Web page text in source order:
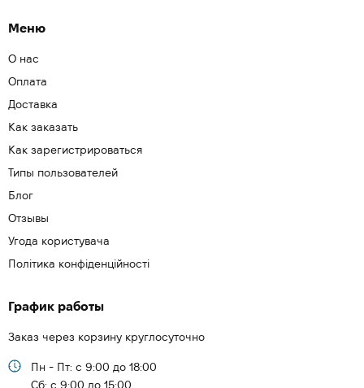
Меню
О нас
Оплата
Доставка
Как заказать
Как зарегистрироваться
Типы пользователей
Блог
Отзывы
Угода користувача
Політика конфіденційності
График работы
Заказ через корзину круглосуточно
Пн - Пт: с 9:00 до 18:00
Cб: с 9:00 до 15:00